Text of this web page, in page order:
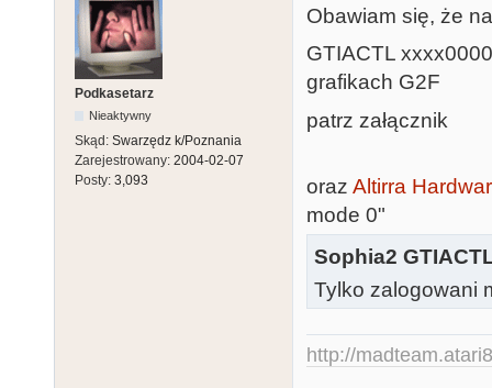
Podkasetarz
Nieaktywny
Skąd: Swarzędz k/Poznania
Zarejestrowany: 2004-02-07
Posty: 3,093
Obawiam się, że
GTIACTL
grafikach G2F
patrz załącznik
oraz Altirra
mode 0"
Sophia2
Tylko zalogowani
http://